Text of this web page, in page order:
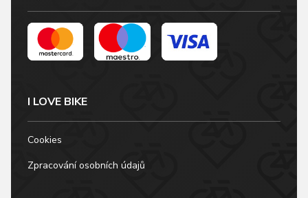
I LOVE BIKE
Cookies
Zpracování osobních údajů